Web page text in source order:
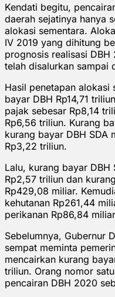
Kendati begitu,
daerah sejatinya hanya
alokasi sementara.
IV 2019 yang dihitung
prognosis realisasi DBH
telah disalurkan sampai
Hasil penetapan alokasi
bayar DBH Rp14,71
pajak sebesar Rp8,14
Rp6,56 triliun. Kurang
kurang bayar DBH SDA
Rp3,22 triliun.
Lalu, kurang bayar DBH
Rp2,57 triliun dan
Rp429,08 miliar.
kehutanan Rp261,44
perikanan Rp86,84
Sebelumnya, Gubernur
sempat meminta
mencairkan kurang
triliun. Orang nomor
pencairan DBH 2020